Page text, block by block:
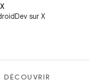
X
sur X
DÉCOUVRIR